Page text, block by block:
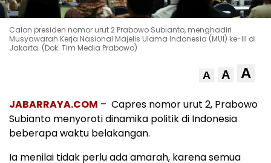
Calon presiden nomor urut 2 Prabowo Subianto, menghadiri
Musyawarah Kerja Nasional Majelis Ulama Indonesia (MUI) ke-III di
Jakarta. (Dok. Tim Media Prabowo)
A A A
JABARRAYA.COM – Capres nomor urut 2, Prabowo
Subianto menyoroti dinamika politik di Indonesia
beberapa waktu belakangan.
Ia menilai tidak perlu ada amarah, karena semua